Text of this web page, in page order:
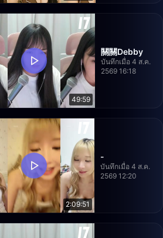
49:59
關關Debby
บันทึกเมื่อ 4 ส.ค.
2569 16:18
2:09:51
-
บันทึกเมื่อ 4 ส.ค.
2569 12:20